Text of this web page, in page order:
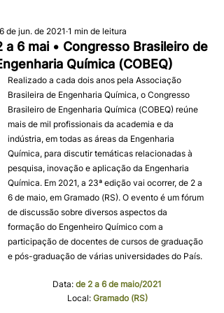
a 6 mai • Congresso Brasileiro de
Química (COBEQ)
de jun. de 2021 1 min de leitura
Realizado a cada dois anos pela Associação
Brasileira de Engenharia Química, o Congresso
Brasileiro de Engenharia Química (COBEQ) reúne
mais de mil profissionais da academia e da
indústria, em todas as áreas da Engenharia
Química, para discutir temáticas relacionadas à
pesquisa, inovação e aplicação da Engenharia
Química. Em 2021, a 23ª edição vai ocorrer, de 2 a
6 de maio, em Gramado (RS). O evento é um fórum
de discussão sobre diversos aspectos da
formação do Engenheiro Químico com a
participação de docentes de cursos de graduação
e pós-graduação de várias universidades do País.
Data: de 2 a 6 de maio/2021
Local: Gramado (RS)